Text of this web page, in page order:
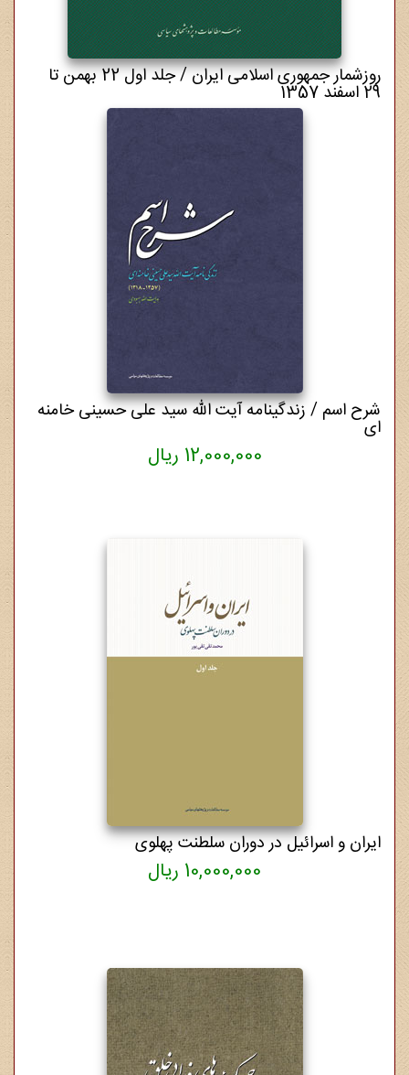
روزشمار جمهوری اسلامی ایران / جلد اول 22 بهمن تا
29 اسفند 1357
شرح اسم / زندگینامه آیت الله سید علی حسینی خامنه
ای
12,000,000 ریال
ایران و اسرائیل در دوران سلطنت پهلوی
10,000,000 ریال